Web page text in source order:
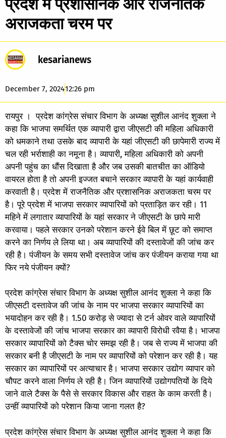
प्रदेश में प्रशासनिक और राजनैतिक
अराजकता चरम पर
kesarianews
December 7, 202412:26 pm
रायपुर । प्रदेश कांग्रेस संचार विभाग के अध्यक्ष सुशील आनंद शुक्ला ने
कहा कि भाजपा समर्थित एक व्यापारी द्वारा जीएसटी की महिला अधिकारी
को धमकाने तथा उसके बाद व्यापारी के यहां जीएसटी की छापेमारी राज्य में
चल रही भर्राशाही का नमूना है। व्यापारी, महिला अधिकारी को अपनी
अपनी पहुंच का धौंस दिखाता है और जब उसकी बातचीत का ऑडियो
वायरल होता है तो अपनी इज्जत बचाने सरकार व्यापारी के यहां कार्यवाही
करवाती है। प्रदेश में राजनैतिक और प्रशासनिक अराजकता चरम पर
है। पूरे प्रदेश में भाजपा सरकार व्यापारियों को प्रताड़ित कर रही। 11
महिने में लगातार व्यापारियों के यहां सरकार ने जीएसटी के छापे मारी
करवाया। पहले सरकार उनको परेशान करने ईवे बिल में छूट को समाप्त
करने का निर्णय ले लिया था। अब व्यापारियों की दस्तावेजों की जांच कर
रही है। पंजीयन के समय सभी दस्तावेज जांच कर पंजीयन कराया गया था
फिर नये पंजीयन क्यों?
प्रदेश कांग्रेस संचार विभाग के अध्यक्ष सुशील आनंद शुक्ला ने कहा कि
जीएसटी दस्तावेज की जांच के नाम पर भाजपा सरकार व्यापारियों का
भयादोहन कर रही है। 1.50 करोड़ से ज्यादा से टर्न ओवर वाले व्यापारियों
के दस्तावेजों की जांच भाजपा सरकार का व्यापारी विरोधी रवैया है। भाजपा
सरकार व्यापारियों को टैक्स चोर समझ रही है। जब से राज्य में भाजपा की
सरकार बनी है जीएसटी के नाम पर व्यापारियों को परेशान कर रही है। यह
सरकार का व्यापारियों पर अत्याचार है। भाजपा सरकार उद्योग व्यापार को
चौपट करने वाला निर्णय ले रही है। जिन व्यापारियों उद्योगपतियों के दिये
जाने वाले टैक्स के पैसे से सरकार विकास और राहत के काम करती है।
उन्हीं व्यापारियों को परेशान किया जाना गलत है?
प्रदेश कांग्रेस संचार विभाग के अध्यक्ष सुशील आनंद शुक्ला ने कहा कि